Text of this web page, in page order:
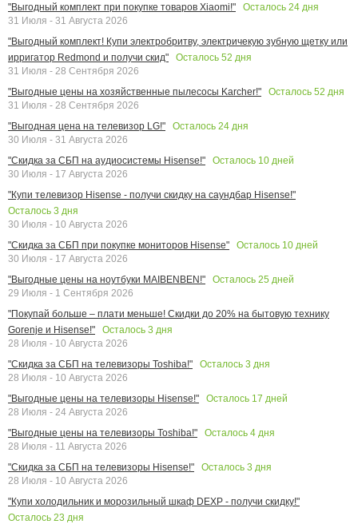
"Выгодный комплект при покупке товаров Xiaomi!"
Осталось 24 дня
31 Июля - 31 Августа 2026
"Выгодный комплект! Купи электробритву, электричекую зубную щетку или
ирригатор Redmond и получи скид"
Осталось 52 дня
31 Июля - 28 Сентября 2026
"Выгодные цены на хозяйственные пылесосы Karcher!"
Осталось 52 дня
31 Июля - 28 Сентября 2026
"Выгодная цена на телевизор LG!"
Осталось 24 дня
30 Июля - 31 Августа 2026
"Скидка за СБП на аудиосистемы Hisense!"
Осталось 10 дней
30 Июля - 17 Августа 2026
"Купи телевизор Hisense - получи скидку на саундбар Hisense!"
Осталось 3 дня
30 Июля - 10 Августа 2026
"Скидка за СБП при покупке мониторов Hisense"
Осталось 10 дней
30 Июля - 17 Августа 2026
"Выгодные цены на ноутбуки MAIBENBEN!"
Осталось 25 дней
29 Июля - 1 Сентября 2026
"Покупай больше – плати меньше! Скидки до 20% на бытовую технику
Gorenje и Hisense!"
Осталось 3 дня
28 Июля - 10 Августа 2026
"Скидка за СБП на телевизоры Toshiba!"
Осталось 3 дня
28 Июля - 10 Августа 2026
"Выгодные цены на телевизоры Hisense!"
Осталось 17 дней
28 Июля - 24 Августа 2026
"Выгодные цены на телевизоры Toshiba!"
Осталось 4 дня
28 Июля - 11 Августа 2026
"Скидка за СБП на телевизоры Hisense!"
Осталось 3 дня
28 Июля - 10 Августа 2026
"Купи холодильник и морозильный шкаф DEXP - получи скидку!"
Осталось 23 дня